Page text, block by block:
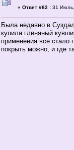
« Ответ #62 : 31
Была недавно в
купила глиняный
применения все стало
покрыть можно, и где